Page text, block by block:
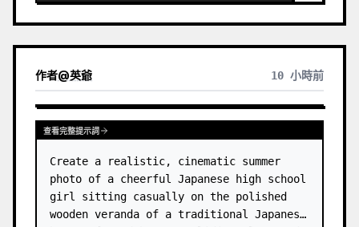
作者@英爺 10 小時前
查看完整提示詞
Create a realistic, cinematic summer
photo of a cheerful Japanese high school
girl sitting casually on the polished
wooden veranda of a traditional Japanese